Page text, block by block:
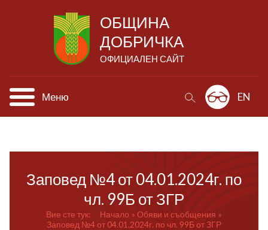
ОБЩИНА
ДОБРИЧКА
ОФИЦИАЛЕН САЙТ
Меню EN
Заповед №4 от 04.01.2024г. по
чл. 99Б от ЗГР
Вие сте тук: Начало
Обяви и съобщения
Заповед №4 от 04.01.2024г. по чл. 99Б от ЗГР